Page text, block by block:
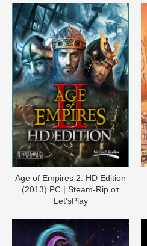
Age of Empires 2: HD Edition
(2013) PC | Steam-Rip от
Let'sРlay